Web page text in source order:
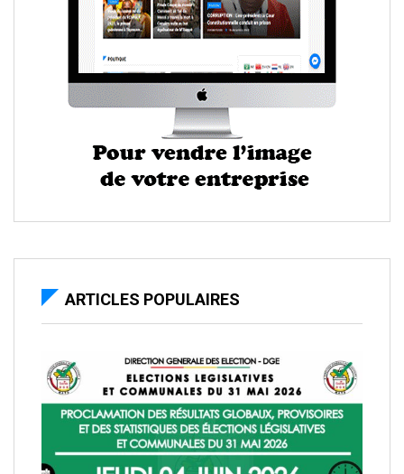
ARTICLES POPULAIRES